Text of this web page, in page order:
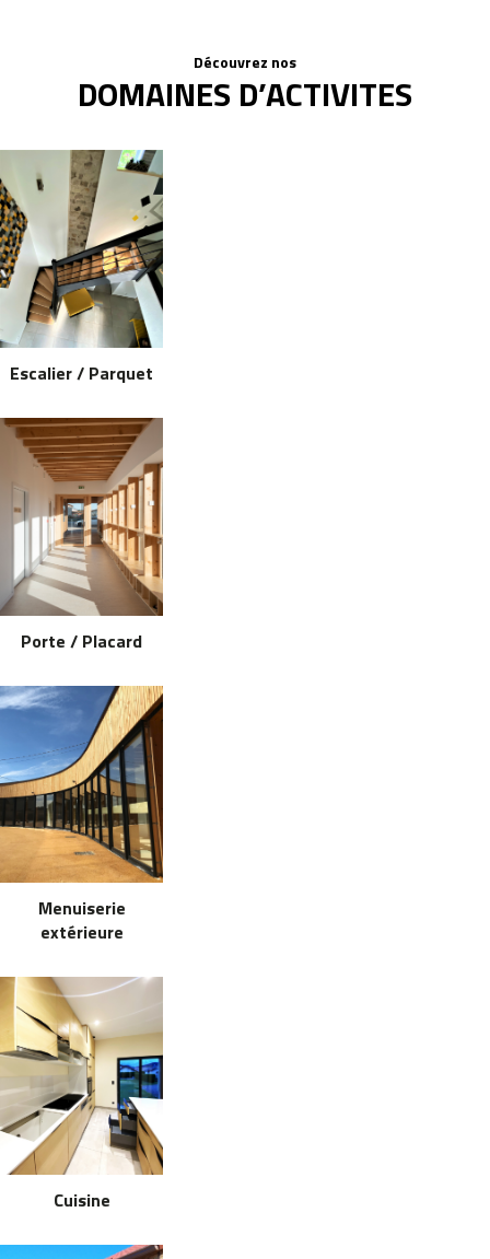
Découvrez nos
DOMAINES D’ACTIVITES
Escalier / Parquet
Porte / Placard
Menuiserie
extérieure
Cuisine